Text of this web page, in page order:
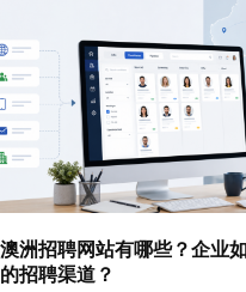
澳洲招聘网站有哪些？企业
的招聘渠道？